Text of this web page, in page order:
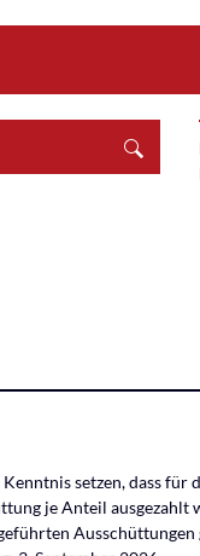
setzen, dass für
je Anteil ausgezahlt
Ausschüttungen